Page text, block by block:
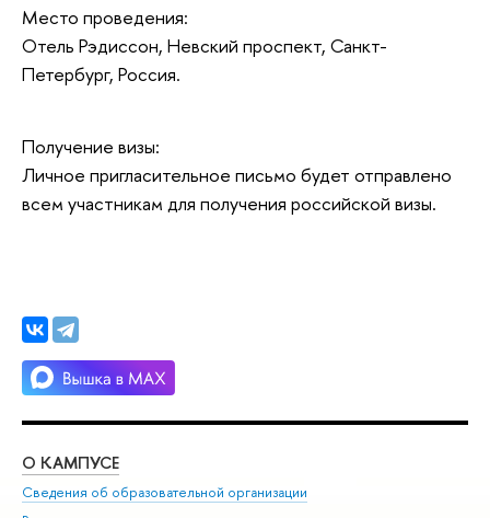
Место проведения:
Отель Рэдиссон, Невский проспект, Санкт-
Петербург, Россия.
Получение визы:
Личное пригласительное письмо будет отправлено
всем участникам для получения российской визы.
О КАМПУСЕ
Сведения об образовательной организации